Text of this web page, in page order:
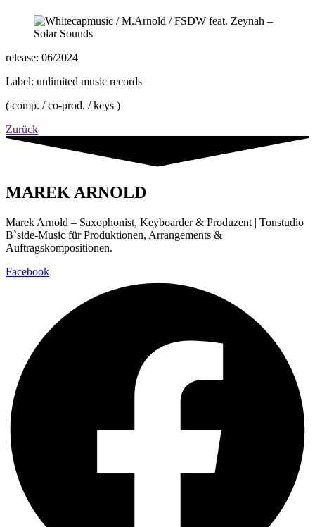
release: 06/2024
Label: unlimited music records
( comp. / co-prod. / keys )
Zurück
MAREK ARNOLD
Marek Arnold – Saxophonist, Keyboarder & Produzent | Tonstudio
B`side-Music für Produktionen, Arrangements &
Auftragskompositionen.
Facebook